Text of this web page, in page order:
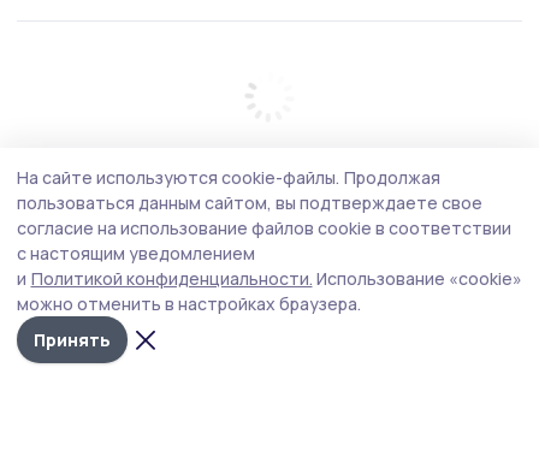
На сайте используются cookie-файлы. Продолжая
пользоваться данным сайтом, вы подтверждаете свое
согласие на использование файлов cookie в соответствии
с настоящим уведомлением
и Политикой конфиденциальности. Использование «cookie»
можно отменить в настройках браузера.
Принять